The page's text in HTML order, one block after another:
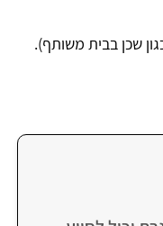
שכן בבית משותף).